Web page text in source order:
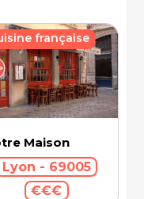
Maison
Lyon - 69005
€€€
française